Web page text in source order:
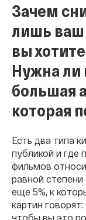
Зачем
лишь ваш
вы
Нужна ли
большая
которая
Есть два типа
публикой и где
фильмов
равной
еще 5%, к
картин
чтобы вы это